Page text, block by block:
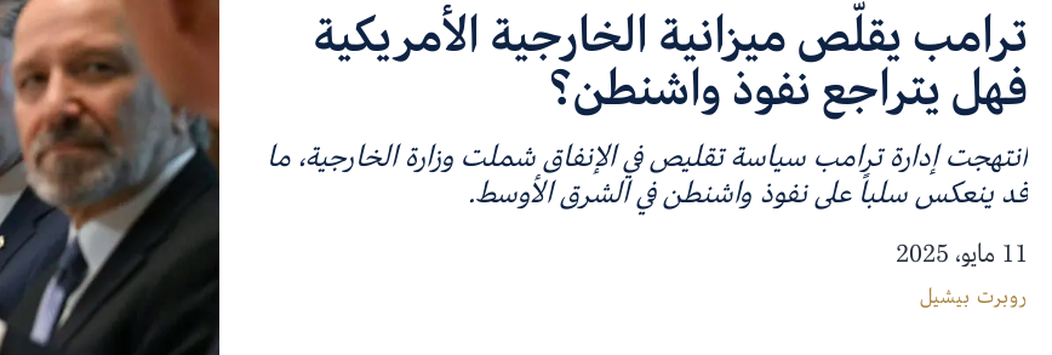
ترامب يقلّص ميزانية الخارجية الأمريكية
فهل يتراجع نفوذ واشنطن؟
انتهجت إدارة ترامب سياسة تقليص في الإنفاق شملت وزارة الخارجية، ما
قد ينعكس سلباً على نفوذ واشنطن في الشرق الأوسط.
11 مايو، 2025
روبرت بيشيل